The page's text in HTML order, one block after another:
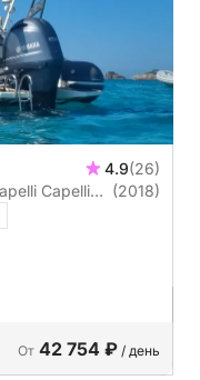
4.9(26)
Capelli
(2018)
От 42 754 ₽ / день